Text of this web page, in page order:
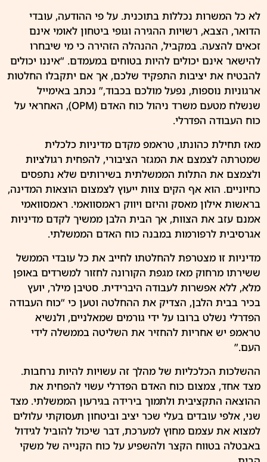
לא כל המשרות נכללות בתוכנית. על פי ההודעה, עובדי
הדואר, הצבא, רשויות ההגירה וגופי ביטחון לאומי אינם
זכאים להצעה. במקביל, ההנהלה הזהירה כי מי שיבחרו
להישאר אינם יכולים להיות בטוחים במעמדם. “איננו יכולים
להבטיח את יציבות התפקיד שלכם, אך אם יתקבלו החלטות
ארגוניות נוספות, נפעל מולכם בכבוד,” נכתב באימייל
שנשלח מטעם משרד ניהול כוח האדם (OPM), האחראי על
כוח העבודה הפדרלי.
מאז תחילת כהונתו, טראמפ מקדם מדיניות כלכלית
שמטרתה לצמצם את המגזר הציבורי, להפחית רגולציות
ולצמצם את התלות הממשלתית בשירותים שלא נתפסים
כחיוניים. הוא אף הקים צוות ייעוץ לצמצום הוצאות המדינה,
בראשות אילון מאסק והיזם ויווק ראמסוואמי. ראמסוואמי
אמנם עזב את הצוות, אך הבית הלבן ממשיך לקדם מדיניות
אגרסיבית לרפורמות במבנה כוח האדם הממשלתי.
מדיניות זו מצטרפת להחלטתו לחייב את כל עובדי הממשל
ששירתו מרחוק מאז מגפת הקורונה לחזור למשרדים באופן
מלא, ללא אפשרות לעבודה היברידית. סטיבן מילר, יועץ
בכיר בבית הלבן, הצדיק את ההחלטה וטען כי “כוח העבודה
הפדרלי נשלט ברובו על ידי גורמים שמאלניים, ולנשיא
טראמפ יש אחריות להחזיר את השליטה בממשלה לידי
העם.”
ההשלכות הכלכליות של מהלך זה עשויות להיות נרחבות.
מצד אחד, צמצום כוח האדם הפדרלי עשוי להפחית את
ההוצאה התקציבית ולתמוך בירידה בגירעון הממשלתי. מצד
שני, אלפי עובדים בעלי שכר יציב וביטחון תעסוקתי עלולים
למצוא את עצמם מחוץ למערכת, דבר שיכול להוביל לגידול
באבטלה בטווח הקצר ולהשפיע על כוח הקנייה של משקי